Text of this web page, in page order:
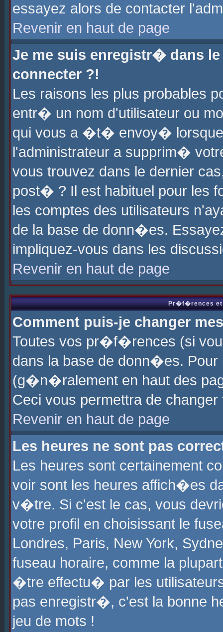
essayez alors de contacter
Revenir en haut de page
Je me suis enregistr� dans
connecter ?!
Les raisons les plus probables
entr� un nom d'utilisateur ou
qui vous a �t� envoy�
l'administrateur a supprim�
vous trouvez dans le dernier
post� ? Il est habituel pour les
les comptes des utilisateurs
de la base de donn�es.
impliquez-vous dans les
Revenir en haut de page
Pr�f�rences et
Comment puis-je changer
Toutes vos pr�f�rences (si
dans la base de donn�es.
(g�n�ralement en haut des
Ceci vous permettra de
Revenir en haut de page
Les heures ne sont pas
Les heures sont certainement
voir sont les heures affich�es
v�tre. Si c'est le cas, vous
votre profil en choisissant le
Londres, Paris, New York,
fuseau horaire, comme la
�tre effectu� par les
pas enregistr�, c'est la bonne
jeu de mots !